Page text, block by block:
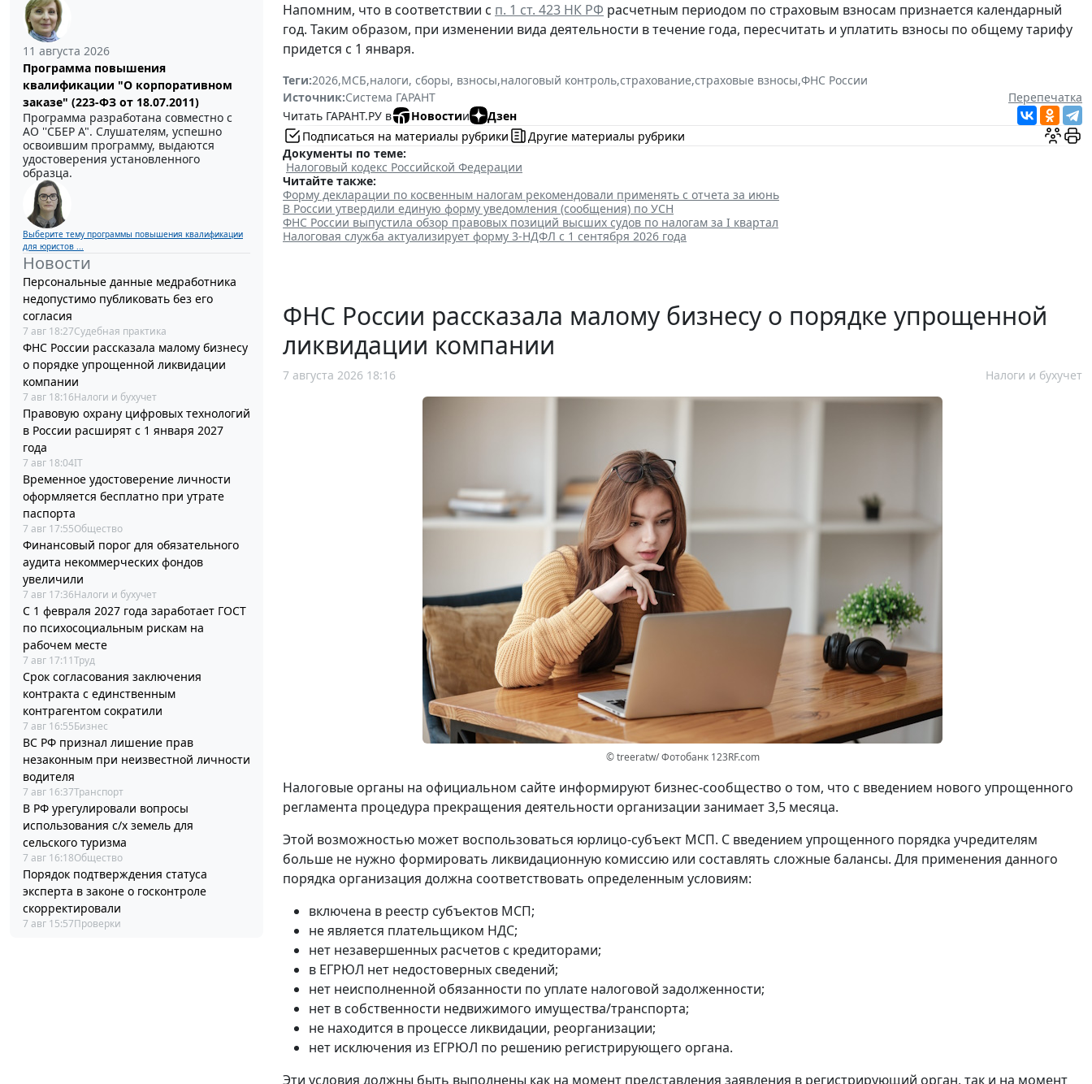
11 августа 2026
Программа повышения
квалификации "О корпоративном
заказе" (223-ФЗ от 18.07.2011)
Программа разработана совместно с
АО ''СБЕР А". Слушателям, успешно
освоившим программу, выдаются
удостоверения установленного
образца.
Выберите тему программы повышения квалификации
для юристов ...
Новости
Персональные данные медработника
недопустимо публиковать без его
согласия
7 авг 18:27Судебная практика
ФНС России рассказала малому бизнесу
о порядке упрощенной ликвидации
компании
7 авг 18:16Налоги и бухучет
Правовую охрану цифровых технологий
в России расширят с 1 января 2027
года
7 авг 18:04IT
Временное удостоверение личности
оформляется бесплатно при утрате
паспорта
7 авг 17:55Общество
Финансовый порог для обязательного
аудита некоммерческих фондов
увеличили
7 авг 17:36Налоги и бухучет
С 1 февраля 2027 года заработает ГОСТ
по психосоциальным рискам на
рабочем месте
7 авг 17:11Труд
Срок согласования заключения
контракта с единственным
контрагентом сократили
7 авг 16:55Бизнес
ВС РФ признал лишение прав
незаконным при неизвестной личности
водителя
7 авг 16:37Транспорт
В РФ урегулировали вопросы
использования с/х земель для
сельского туризма
7 авг 16:18Общество
Порядок подтверждения статуса
эксперта в законе о госконтроле
скорректировали
7 авг 15:57Проверки
Напомним, что в соответствии с п. 1 ст. 423 НК РФ расчетным периодом по страховым взносам признается календарный
год. Таким образом, при изменении вида деятельности в течение года, пересчитать и уплатить взносы по общему тарифу
придется с 1 января.
Теги:2026,МСБ,налоги, сборы, взносы,налоговый контроль,страхование,страховые взносы,ФНС России
Источник:Система ГАРАНТ
Перепечатка
Читать ГАРАНТ.РУ в
Новостии
Дзен
Подписаться на материалы рубрики
Другие материалы рубрики
Документы по теме:
Налоговый кодекс Российской Федерации
Читайте также:
Форму декларации по косвенным налогам рекомендовали применять с отчета за июнь
В России утвердили единую форму уведомления (сообщения) по УСН
ФНС России выпустила обзор правовых позиций высших судов по налогам за I квартал
Налоговая служба актуализирует форму 3-НДФЛ с 1 сентября 2026 года
ФНС России рассказала малому бизнесу о порядке упрощенной
ликвидации компании
7 августа 2026 18:16 Налоги и бухучет
© treeratw/ Фотобанк 123RF.com
Налоговые органы на официальном сайте информируют бизнес-сообщество о том, что с введением нового упрощенного
регламента процедура прекращения деятельности организации занимает 3,5 месяца.
Этой возможностью может воспользоваться юрлицо-субъект МСП. С введением упрощенного порядка учредителям
больше не нужно формировать ликвидационную комиссию или составлять сложные балансы. Для применения данного
порядка организация должна соответствовать определенным условиям:
включена в реестр субъектов МСП;
не является плательщиком НДС;
нет незавершенных расчетов с кредиторами;
в ЕГРЮЛ нет недостоверных сведений;
нет неисполненной обязанности по уплате налоговой задолженности;
нет в собственности недвижимого имущества/транспорта;
не находится в процессе ликвидации, реорганизации;
нет исключения из ЕГРЮЛ по решению регистрирующего органа.
Эти условия должны быть выполнены как на момент представления заявления в регистрирующий орган, так и на момент